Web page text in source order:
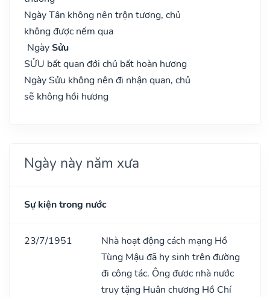
Ngày Tân không nên trộn tương, chủ
không được nếm qua
NgàySửu
SỬU bất quan đới chủ bất hoàn hương
Ngày Sửu không nên đi nhận quan, chủ
sẽ không hồi hương
Ngày này năm xưa
Sự kiện trong nước
23/7/1951
Nhà hoạt động cách mạng Hồ
Tùng Mậu đã hy sinh trên đường
đi công tác. Ông được nhà nước
truy tặng Huân chương Hồ Chí